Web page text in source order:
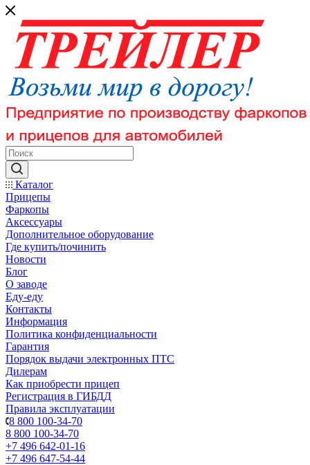
Каталог
Прицепы
Фаркопы
Аксессуары
Дополнительное оборудование
Где купить/починить
Новости
Блог
О заводе
Еду-еду
Контакты
Информация
Политика конфиденциальности
Гарантия
Порядок выдачи электронных ПТС
Дилерам
Как приобрести прицеп
Регистрация в ГИБДД
Правила эксплуатации
8 800 100-34-70
8 800 100-34-70
+7 496 642-01-16
+7 496 647-54-44